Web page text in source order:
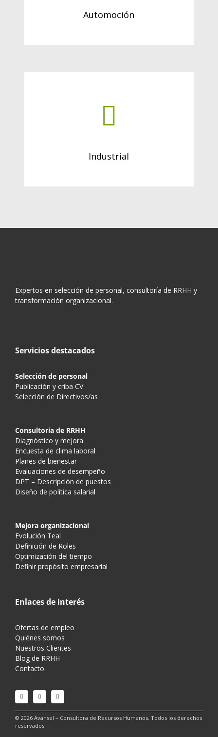
Automoción
Industrial
Expertos en selección de personal, consultoría de RRHH y
transformación organizacional.
Servicios destacados
Selección de personal
Publicación y criba CV
Selección de Directivos/as
Consultoría de RRHH
Diagnóstico y mejora
Encuesta de clima laboral
Planes de bienestar
Evaluaciones de desempeño
DPT – Descripción de puestos
Diseño de política salarial
Mejora organizacional
Evolución Teal
Definición de Roles
Optimización del tiempo
Definir propósito empresarial
Enlaces de interés
Ofertas de empleo
Quiénes somos
Nuestros Clientes
Blog de RRHH
Contacto
© 2026 Avansel – Consultora de Recursos Humanos. Todos los derechos
reservados.